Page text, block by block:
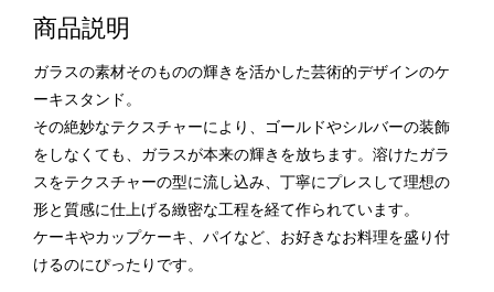
商品説明
ガラスの素材そのものの輝きを活かした芸術的デザインのケ
ーキスタンド。
その絶妙なテクスチャーにより、ゴールドやシルバーの装飾
をしなくても、ガラスが本来の輝きを放ちます。溶けたガラ
スをテクスチャーの型に流し込み、丁寧にプレスして理想の
形と質感に仕上げる緻密な工程を経て作られています。
ケーキやカップケーキ、パイなど、お好きなお料理を盛り付
けるのにぴったりです。